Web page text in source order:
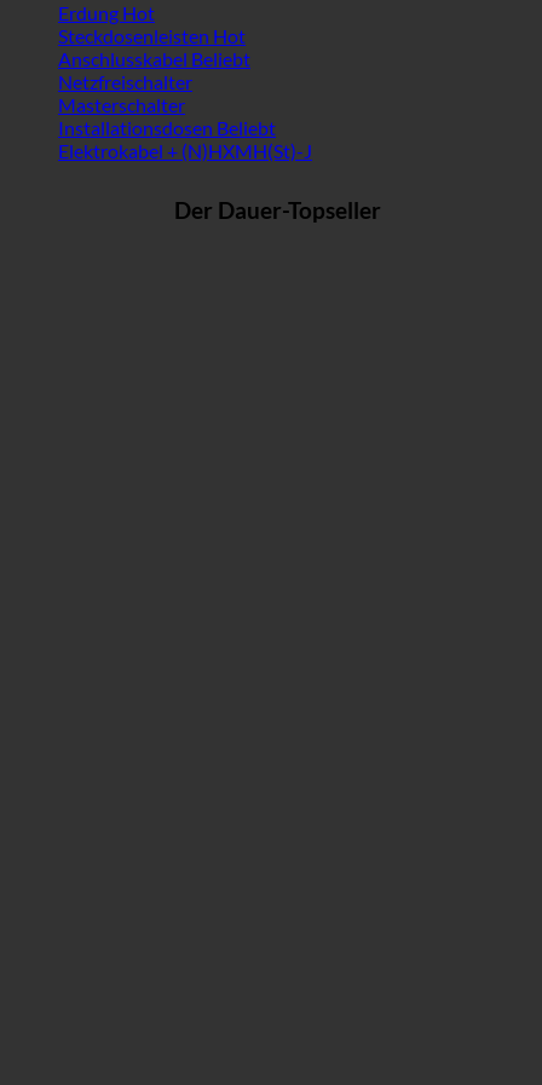
Erdung
Steckdosenleisten
Anschlusskabel
Netzfreischalter
Masterschalter
Installationsdosen
Elektrokabel + (N)HXMH(St)-J
Der Dauer-Topseller